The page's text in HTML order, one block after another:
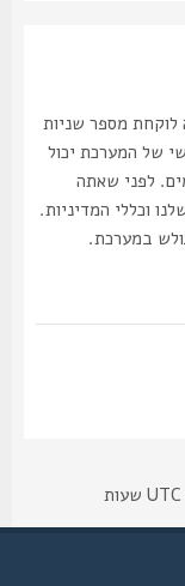
מספר שניות
המערכת יכול
שאתה
המדיניות.